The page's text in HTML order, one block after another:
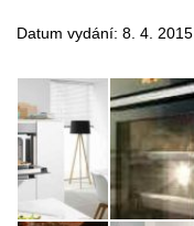
Datum vydání: 8. 4. 2015